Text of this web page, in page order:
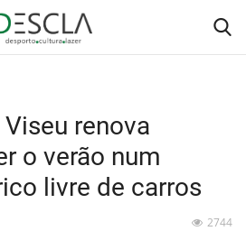
renova
o verão num
livre de carros
2744